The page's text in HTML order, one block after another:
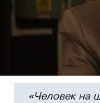
«Человек на